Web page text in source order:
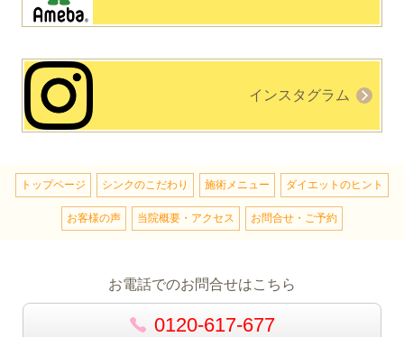
インスタグラム
トップページ シンクのこだわり 施術メニュー ダイエットのヒント
お客様の声 当院概要・アクセス お問合せ・ご予約
お電話でのお問合せはこちら
0120-617-677